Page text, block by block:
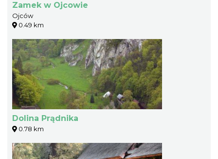
Zamek w Ojcowie
Ojców
0.49 km
Dolina Prądnika
0.78 km